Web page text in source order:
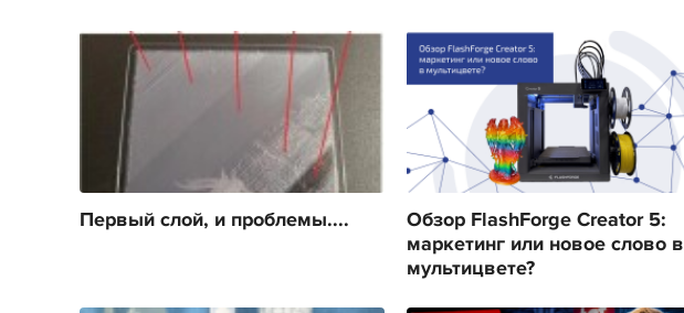
Первый слой, и проблемы....
Обзор FlashForge Creator 5:
маркетинг или новое слово в
мультицвете?